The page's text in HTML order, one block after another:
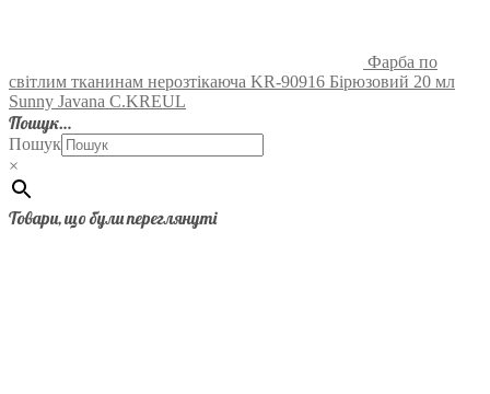
Фарба по
світлим тканинам нерозтікаюча KR-90916 Бірюзовий 20 мл
Sunny Javana C.KREUL
Пошук…
Пошук
×
Товари, що були переглянуті